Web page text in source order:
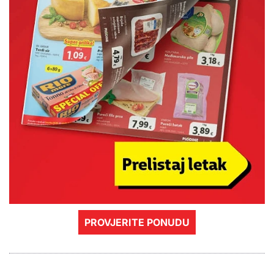
PROVJERITE PONUDU